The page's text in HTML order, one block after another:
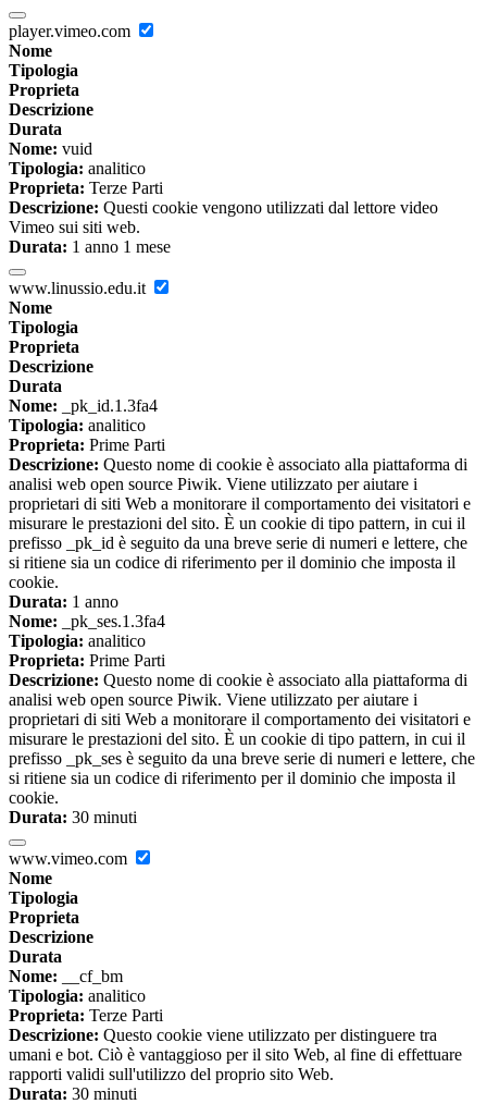
player.vimeo.com
Nome
Tipologia
Proprieta
Descrizione
Durata
Nome: vuid
Tipologia: analitico
Proprieta: Terze Parti
Descrizione: Questi cookie vengono utilizzati dal lettore video
Vimeo sui siti web.
Durata: 1 anno 1 mese
www.linussio.edu.it
Nome
Tipologia
Proprieta
Descrizione
Durata
Nome: _pk_id.1.3fa4
Tipologia: analitico
Proprieta: Prime Parti
Descrizione: Questo nome di cookie è associato alla piattaforma di
analisi web open source Piwik. Viene utilizzato per aiutare i
proprietari di siti Web a monitorare il comportamento dei visitatori e
misurare le prestazioni del sito. È un cookie di tipo pattern, in cui il
prefisso _pk_id è seguito da una breve serie di numeri e lettere, che
si ritiene sia un codice di riferimento per il dominio che imposta il
cookie.
Durata: 1 anno
Nome: _pk_ses.1.3fa4
Tipologia: analitico
Proprieta: Prime Parti
Descrizione: Questo nome di cookie è associato alla piattaforma di
analisi web open source Piwik. Viene utilizzato per aiutare i
proprietari di siti Web a monitorare il comportamento dei visitatori e
misurare le prestazioni del sito. È un cookie di tipo pattern, in cui il
prefisso _pk_ses è seguito da una breve serie di numeri e lettere, che
si ritiene sia un codice di riferimento per il dominio che imposta il
cookie.
Durata: 30 minuti
www.vimeo.com
Nome
Tipologia
Proprieta
Descrizione
Durata
Nome: __cf_bm
Tipologia: analitico
Proprieta: Terze Parti
Descrizione: Questo cookie viene utilizzato per distinguere tra
umani e bot. Ciò è vantaggioso per il sito Web, al fine di effettuare
rapporti validi sull'utilizzo del proprio sito Web.
Durata: 30 minuti